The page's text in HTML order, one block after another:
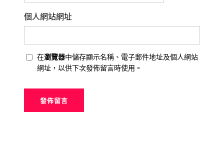
個人網站網址
在瀏覽器中儲存顯示名稱、電子郵件地址及個人網站
網址，以供下次發佈留言時使用。